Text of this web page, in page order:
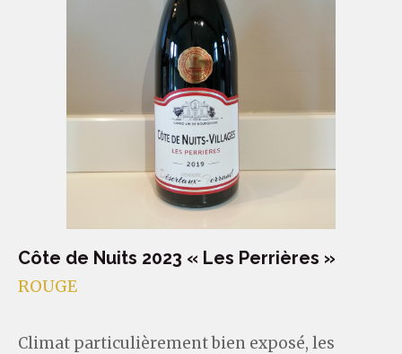
Côte de Nuits 2023 « Les Perrières »
ROUGE
Climat particulièrement bien exposé, les